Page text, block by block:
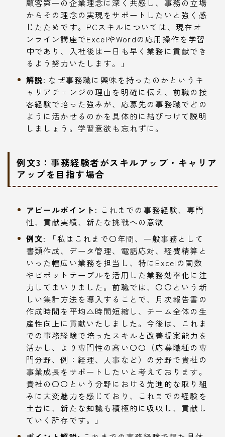
顧客第一の企業理念に深く共感し、事務の立場
からその理念の実現をサポートしたいと強く感
じたためです。PCスキルについては、現在オ
ンライン講座でExcelやWordの応用操作を学習
中であり、入社後は一日も早く業務に貢献でき
るよう努力いたします。」
解説: なぜ事務職に興味を持ったのかというキ
ャリアチェンジの理由を明確に伝え、前職の接
客経験で培った強みが、応募先の事務職でどの
ように活かせるのかを具体的に結びつけて説明
しましょう。学習意欲も忘れずに。
例文3：事務経験者がスキルアップ・キャリア
アップを目指す場合
アピールポイント: これまでの事務経験、専門
性、貢献実績、新たな挑戦への意欲
例文: 「私はこれまで〇年間、一般事務として
書類作成、データ管理、電話応対、経費精算と
いった幅広い業務を担当し、特にExcelの関数
やピボットテーブルを活用した業務効率化に注
力してまいりました。前職では、〇〇という新
しい集計方法を導入することで、月次報告書の
作成時間を平均△時間短縮し、チーム全体の生
産性向上に貢献いたしました。今後は、これま
での事務経験で培ったスキルと改善提案能力を
活かし、より専門性の高い〇〇（応募職種の専
門分野、例：経理、人事など）の分野で貴社の
事業成長をサポートしたいと考えております。
貴社の〇〇という分野における先進的な取り組
みに大変魅力を感じており、これまでの経験を
土台に、新たな知識も積極的に吸収し、貢献し
ていく所存です。」